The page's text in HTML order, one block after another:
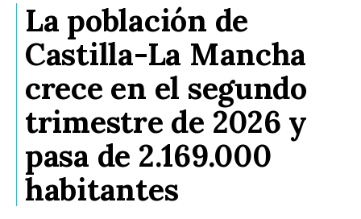
La población de
Castilla-La Mancha
crece en el segundo
trimestre de 2026 y
pasa de 2.169.000
habitantes